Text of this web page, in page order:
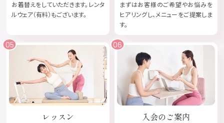
お着替えをしていただきます。レンタ
ルウェア（有料）もございます。
まずはお客様のご希望やお悩みを
ヒアリングし、メニューをご提案しま
す。
レッスン 入会のご案内